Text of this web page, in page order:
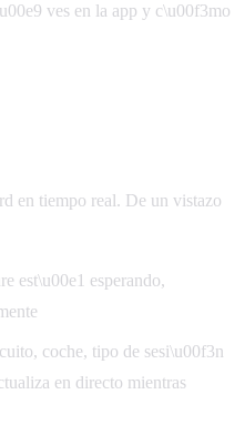
ves en la app y c\u00f3mo
en tiempo real. De un vistazo
est\u00e1 esperando,
coche, tipo de sesi\u00f3n
en directo mientras